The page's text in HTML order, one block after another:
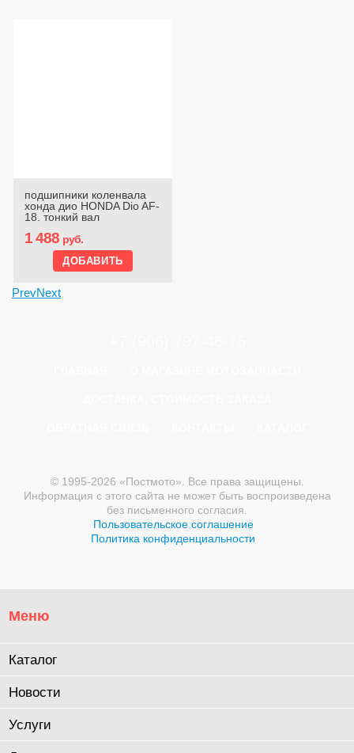
подшипники коленвала
хонда дио HONDA Dio AF-
18, тонкий вал
1 488 руб.
PrevNext
© 1995-2026 «Постмото». Все права защищены.
Информация с этого сайта не может быть воспроизведена
без письменного согласия.
Пользовательское соглашение
Политика конфиденциальности
Меню
Каталог
Новости
Услуги